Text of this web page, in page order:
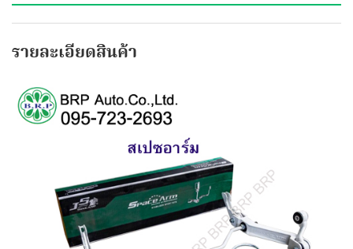
รายละเอียดสินค้า